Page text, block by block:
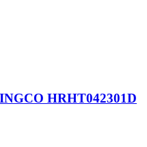
HRHT042301D